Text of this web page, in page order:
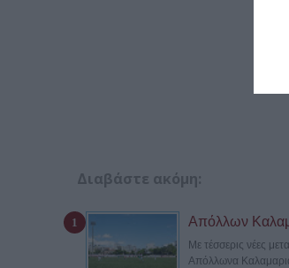
Διαβάστε ακόμη:
Απόλλων
Με τέσσερις νέες
Απόλλωνα